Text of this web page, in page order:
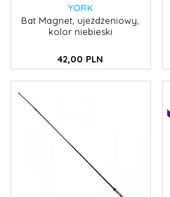
YORK
Bat Magnet, ujeżdżeniowy,
kolor niebieski
42,00 PLN